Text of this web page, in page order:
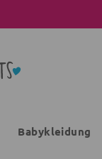
Babykleidung